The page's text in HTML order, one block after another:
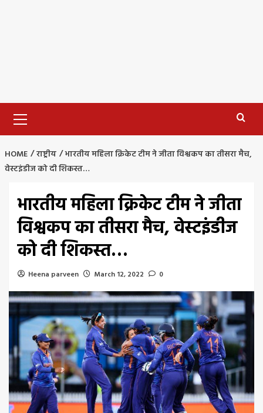
Menu
HOME राष्ट्रीय
भारतीय महिला क्रिकेट टीम ने जीता विश्वकप का तीसरा मैच,
वेस्टइंडीज को दी शिकस्त…
भारतीय महिला क्रिकेट टीम ने जीता
विश्वकप का तीसरा मैच, वेस्टइंडीज
को दी शिकस्त…
Heena parveen March 12, 2022 0